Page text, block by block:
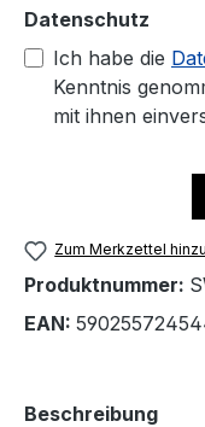
Datenschutz
Ich habe die
Kenntnis
mit ihnen
Zum Merkzettel
Produktnummer:
EAN:
Beschreibung